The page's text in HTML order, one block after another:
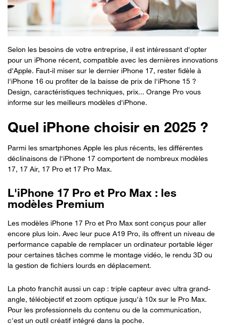
Selon les besoins de votre entreprise, il est intéressant d'opter
pour un iPhone récent, compatible avec les dernières innovations
d'Apple. Faut-il miser sur le dernier iPhone 17, rester fidèle à
l'iPhone 16 ou profiter de la baisse de prix de l'iPhone 15 ?
Design, caractéristiques techniques, prix... Orange Pro vous
informe sur les meilleurs modèles d'iPhone.
Quel iPhone choisir en 2025 ?
Parmi les smartphones Apple les plus récents, les différentes
déclinaisons de l'iPhone 17 comportent de nombreux modèles
17, 17 Air, 17 Pro et 17 Pro Max.
L'iPhone 17 Pro et Pro Max : les
modèles Premium
Les modèles iPhone 17 Pro et Pro Max sont conçus pour aller
encore plus loin. Avec leur puce A19 Pro, ils offrent un niveau de
performance capable de remplacer un ordinateur portable léger
pour certaines tâches comme le montage vidéo, le rendu 3D ou
la gestion de fichiers lourds en déplacement.
La photo franchit aussi un cap : triple capteur avec ultra grand-
angle, téléobjectif et zoom optique jusqu'à 10x sur le Pro Max.
Pour les professionnels du contenu ou de la communication,
c'est un outil créatif intégré dans la poche.